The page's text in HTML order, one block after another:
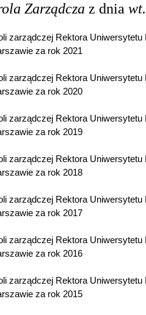
Zarządcza z dnia
zarządczej Rektora Uniwersytetu
za rok 2021
zarządczej Rektora Uniwersytetu
za rok 2020
zarządczej Rektora Uniwersytetu
za rok 2019
zarządczej Rektora Uniwersytetu
za rok 2018
zarządczej Rektora Uniwersytetu
za rok 2017
zarządczej Rektora Uniwersytetu
za rok 2016
zarządczej Rektora Uniwersytetu
za rok 2015